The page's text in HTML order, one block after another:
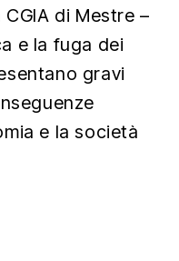
di Mestre –
e la fuga dei
gravi
e la società